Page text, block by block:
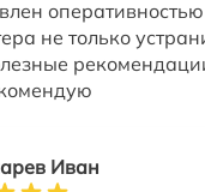
не только
Иван